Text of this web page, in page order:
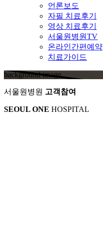
언론보도
자필 치료후기
영상 치료후기
서울원병원TV
온라인간편예약
치료가이드
background image
서울원병원 고객참여
SEOUL ONE HOSPITAL